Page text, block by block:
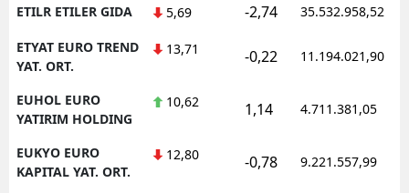
ETILR ETILER GIDA 5,69 -2,74 35.532.958,52
ETYAT EURO TREND
YAT. ORT.
13,71 -0,22 11.194.021,90
EUHOL EURO
YATIRIM HOLDING
10,62 1,14 4.711.381,05
EUKYO EURO
KAPITAL YAT. ORT.
12,80 -0,78 9.221.557,99